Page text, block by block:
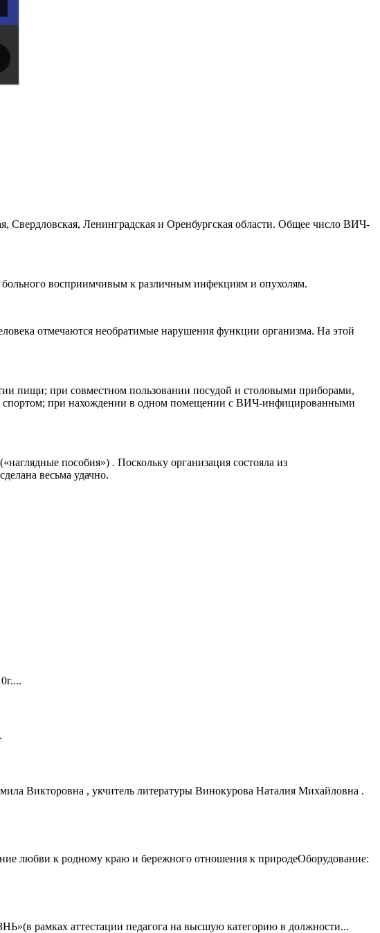
Ленинградская и Оренбургская области. Общее число ВИЧ-
восприимчивым к различным инфекциям и опухолям.
отмечаются необратимые нарушения функции организма. На этой
пищи; при совместном пользовании посудой и столовыми приборами,
спортом; при нахождении в одном помещении с ВИЧ-инфицированными
пособия») . Поскольку организация состояла из
весьма удачно.
Викторовна , укчитель литературы Винокурова Наталия Михайловна .
любви к родному краю и бережного отношения к природеОборудование:
аттестации педагога на высшую категорию в должности...